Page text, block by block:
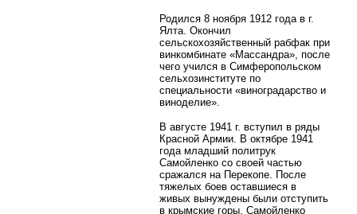
Родился 8 ноября 1912 года в г.
Ялта. Окончил
сельскохозяйственный рабфак при
винкомбинате «Массандра», после
чего учился в Симферопольском
сельхозинституте по
специальности «виноградарство и
виноделие».
В августе 1941 г. вступил в ряды
Красной Армии. В октябре 1941
года младший политрук
Самойленко со своей частью
сражался на Перекопе. После
тяжелых боев оставшиеся в
живых вынуждены были отступить
в крымские горы. Самойленко